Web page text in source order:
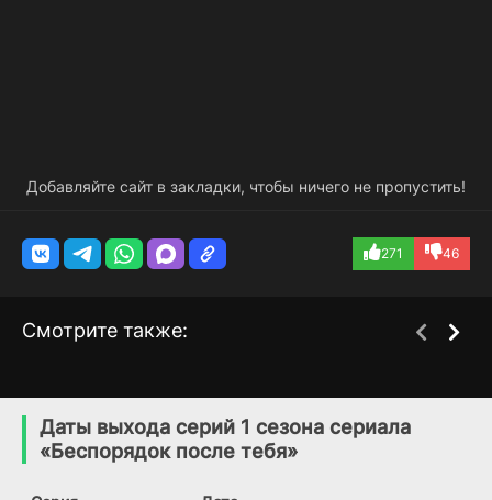
Добавляйте сайт в закладки, чтобы ничего не пропустить!
271 46
Смотрите также:
6.9
(2019)
Даты выхода серий 1 сезона сериала
«Беспорядок после тебя»